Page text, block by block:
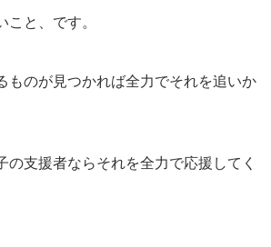
と、です。
ものが見つかれば全力でそれを追いか
の支援者ならそれを全力で応援してく